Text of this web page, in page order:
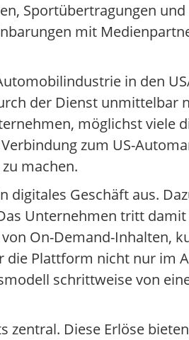
Sportübertragungen
mit
in den
der Dienst unmittelbar
möglichst viele
zum US-
machen.
digitales Geschäft aus.
Unternehmen tritt
On-Demand-Inhalten,
die Plattform nicht nur im
schrittweise von
Diese Erlöse